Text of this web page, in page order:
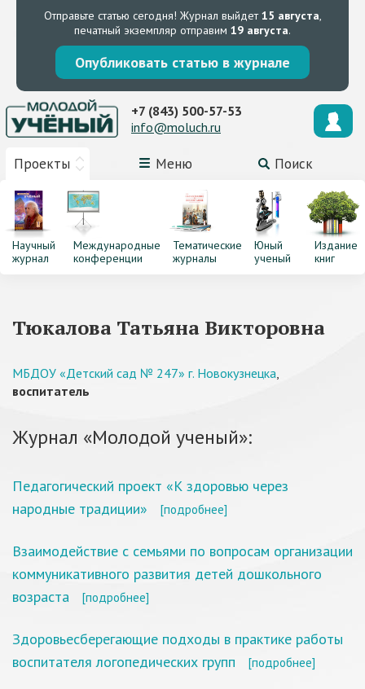
Отправьте статью сегодня! Журнал выйдет15 августа,
печатный экземпляр отправим 19 августа.
Опубликовать статью в журнале
Проекты Меню Поиск
+7 (843) 500-57-53
info@moluch.ru
Научный
журнал
Международные
конференции
Тематические
журналы
Юный
ученый
Издание
книг
Тюкалова Татьяна Викторовна
МБДОУ «Детский сад № 247» г. Новокузнецка,
воспитатель
Журнал «Молодой ученый»:
Педагогический проект «К здоровью через
народные традиции»
[подробнее]
Взаимодействие с семьями по вопросам организации
коммуникативного развития детей дошкольного
возраста
[подробнее]
Здоровьесберегающие подходы в практике работы
воспитателя логопедических групп
[подробнее]